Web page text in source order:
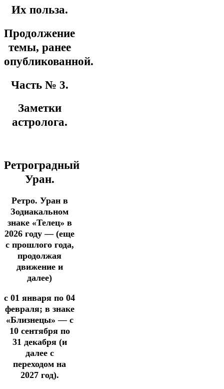
Их польза.
Продолжение
темы, ранее
опубликованной.
Часть № 3.
Заметки
астролога.
Ретроградный
Уран.
Ретро. Уран в
Зодиакальном
знаке «Телец» в
2026 году — (еще
с прошлого года,
продолжая
движение и
далее)
с 01 января по 04
февраля; в знаке
«Близнецы» — с
10 сентября по
31 декабря (и
далее с
переходом на
2027 год).